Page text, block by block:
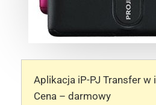
Aplikacja iP-PJ Transfer w
Cena – darmowy